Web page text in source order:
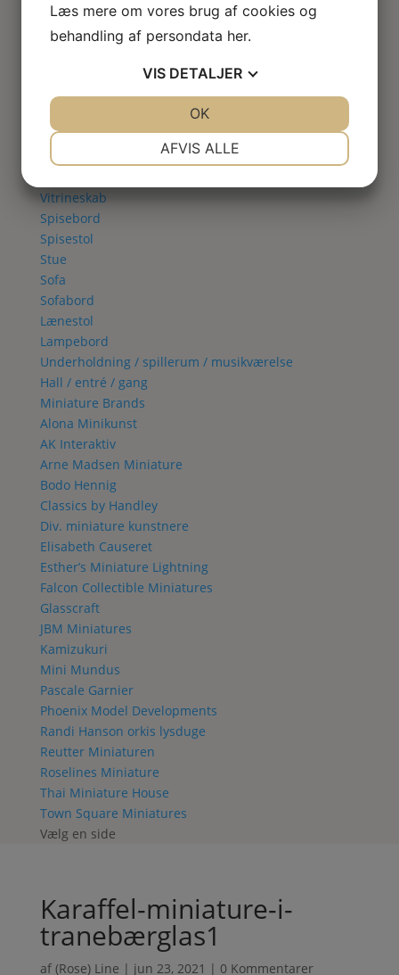
Bibliotek / kontor / arbejdsværelse
Børneværelse
Soveværelse
Natbord
Klædeskab
Vitrineskab
Spisebord
Spisestol
Stue
Sofa
Sofabord
Lænestol
Lampebord
Underholdning / spillerum / musikværelse
Hall / entré / gang
Miniature Brands
Alona Minikunst
AK Interaktiv
Arne Madsen Miniature
Bodo Hennig
Classics by Handley
Div. miniature kunstnere
Elisabeth Causeret
Esther’s Miniature Lightning
Falcon Collectible Miniatures
Glasscraft
JBM Miniatures
Kamizukuri
Mini Mundus
Pascale Garnier
Phoenix Model Developments
Randi Hanson orkis lysduge
Reutter Miniaturen
Roselines Miniature
Thai Miniature House
Town Square Miniatures
Vælg en side
Karaffel-miniature-i-
tranebærglas1
af (Rose) Line | jun 23, 2021 | 0 Kommentarer
Læs mere om vores brug af cookies og
behandling af persondata her.
VIS DETALJER
MARKETING
AFVIS ALLE
OK